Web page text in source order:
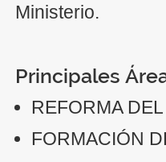
Ministerio.
Principales
REFORMA
FORMACIÓN